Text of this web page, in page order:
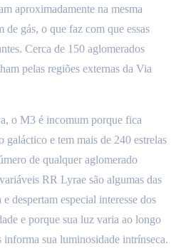
aproximadamente na mesma
de gás, o que faz com que essas
Cerca de 150 aglomerados
pelas regiões externas da Via
o M3 é incomum porque fica
galáctico e tem mais de 240 estrelas
de qualquer aglomerado
RR Lyrae são algumas das
despertam especial interesse dos
e porque sua luz varia ao longo
sua luminosidade intrínseca.